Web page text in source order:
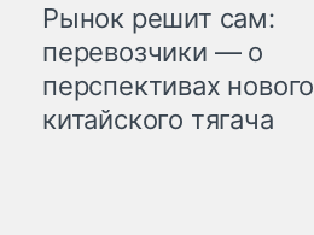
Рынок решит сам:
перевозчики — о
перспективах нового
китайского тягача